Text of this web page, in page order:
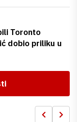
Toronto
dobio priliku u